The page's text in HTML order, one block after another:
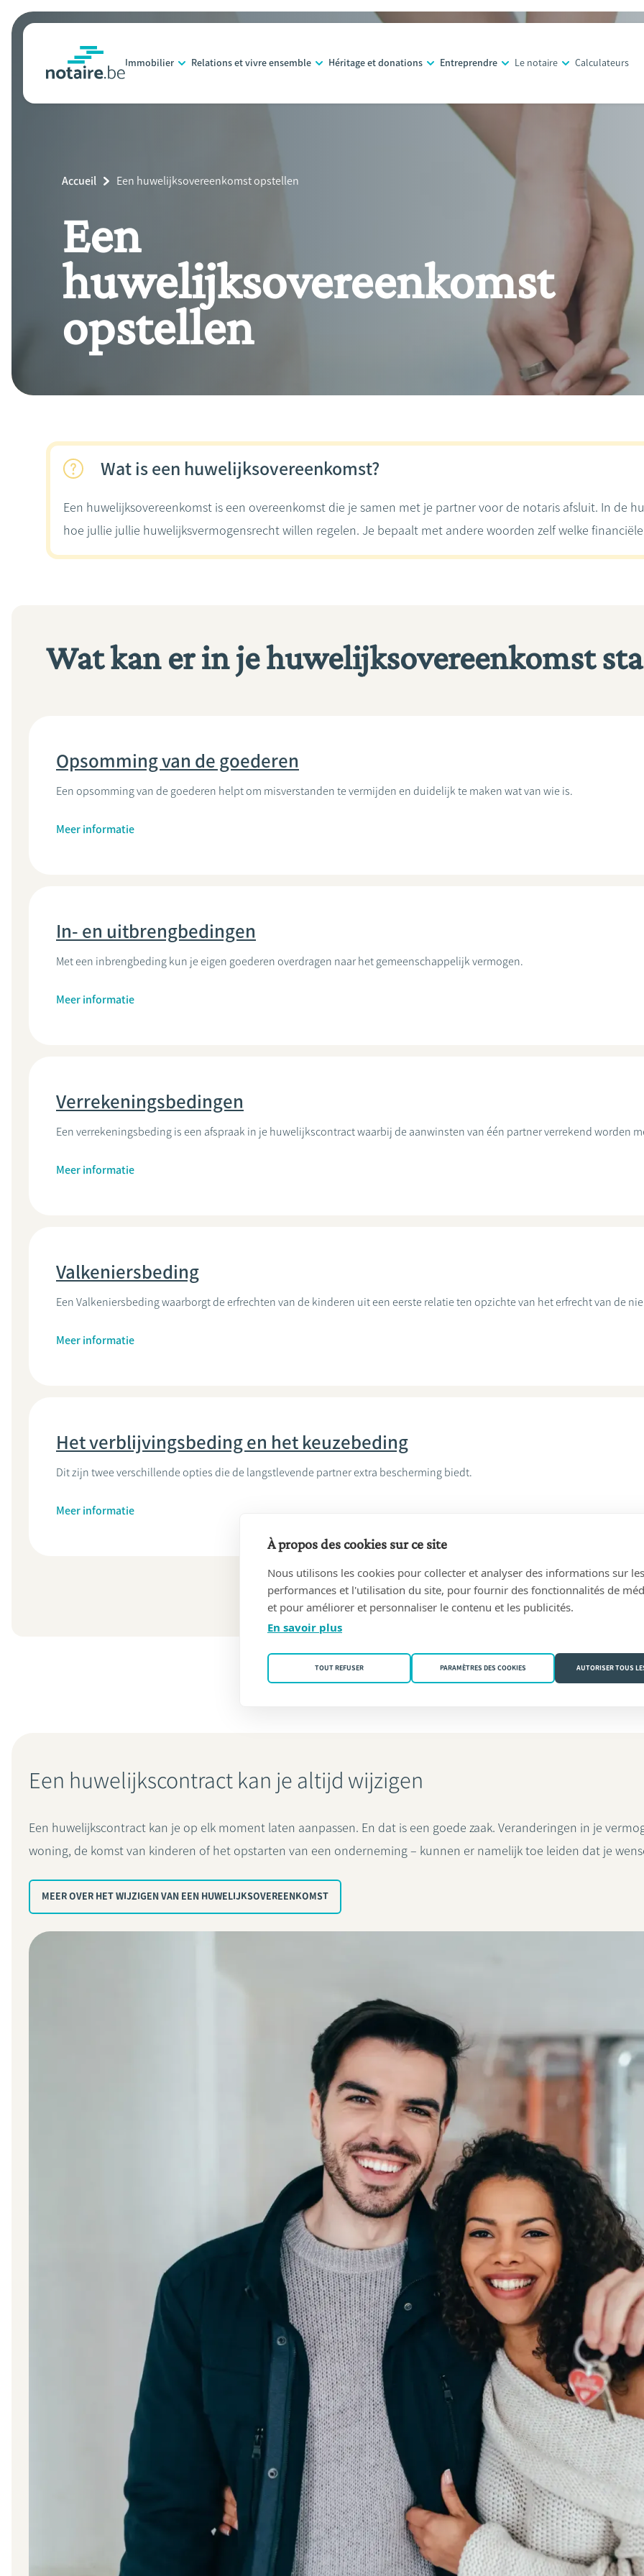
Aller
au
principal
Immobilier Relations et vivre ensemble Héritage et donations Entreprendre Le notaire Calculateurs
Breadcrumb
Accueil
Current
Een huwelijksovereenkomst opstellen
Een
huwelijksovereenkomst
opstellen
Wat is een huwelijksovereenkomst?
Een huwelijksovereenkomst is een overeenkomst die je samen met je partner voor de notaris afsluit. In de
hoe jullie jullie huwelijksvermogensrecht willen regelen. Je bepaalt met andere woorden zelf welke
Wat kan er in je huwelijksovereenkomst
Opsomming van de goederen
Een opsomming van de goederen helpt om misverstanden te vermijden en duidelijk te maken wat van wie is.
Meer informatie
In- en uitbrengbedingen
Met een inbrengbeding kun je eigen goederen overdragen naar het gemeenschappelijk vermogen.
Meer informatie
Verrekeningsbedingen
Een verrekeningsbeding is een afspraak in je huwelijkscontract waarbij de aanwinsten van één partner verrekend worden
Meer informatie
Valkeniersbeding
Een Valkeniersbeding waarborgt de erfrechten van de kinderen uit een eerste relatie ten opzichte van het erfrecht van de
Meer informatie
Het verblijvingsbeding en het keuzebeding
Dit zijn twee verschillende opties die de langstlevende partner extra bescherming biedt.
Meer informatie
Contacteer een notariskantoor voor meer informatie
Een huwelijkscontract kan je altijd wijzigen
Een huwelijkscontract kan je op elk moment laten aanpassen. En dat is een goede zaak. Veranderingen in je
woning, de komst van kinderen of het opstarten van een onderneming – kunnen er namelijk toe leiden dat je
MEER OVER HET WIJZIGEN VAN EEN HUWELIJKSOVEREENKOMST
À propos des cookies sur ce site
Nous utilisons les cookies pour collecter et analyser des informations sur les
performances et l'utilisation du site, pour fournir des fonctionnalités de
et pour améliorer et personnaliser le contenu et les publicités.
En savoir plus
TOUT REFUSER PARAMÈTRES DES COOKIES AUTORISER TOUS